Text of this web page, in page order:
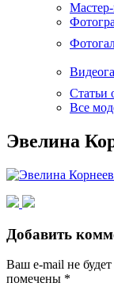
Статьи
Все
Эвелина
Добавить
Ваш e-mail не
помечены *